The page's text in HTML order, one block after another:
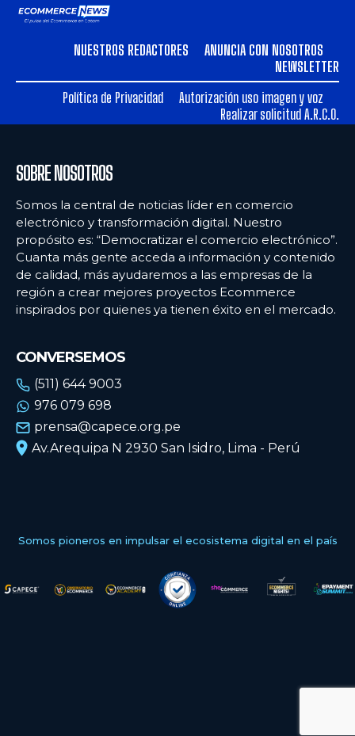
NUESTROS REDACTORES
ANUNCIA CON NOSOTROS
NEWSLETTER
Política de Privacidad
Autorización uso imagen y voz
Realizar solicitud A.R.C.O.
SOBRE NOSOTROS
Somos la central de noticias líder en comercio
electrónico y transformación digital. Nuestro
propósito es: “Democratizar el comercio electrónico”.
Cuanta más gente acceda a información y contenido
de calidad, más ayudaremos a las empresas de la
región a crear mejores proyectos Ecommerce
inspirados por quienes ya tienen éxito en el mercado.
CONVERSEMOS
(511) 644 9003
976 079 698
prensa@capece.org.pe
Av.Arequipa N 2930 San Isidro, Lima - Perú
Somos pioneros en impulsar el ecosistema digital en el país